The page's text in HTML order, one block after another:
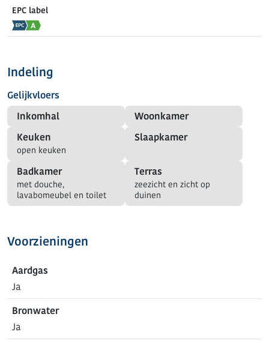
EPC label
Indeling
Gelijkvloers
Inkomhal
Woonkamer
Keuken
open keuken
Slaapkamer
Badkamer
met douche,
lavabomeubel en toilet
Terras
zeezicht en zicht op
duinen
Voorzieningen
Aardgas
Ja
Bronwater
Ja